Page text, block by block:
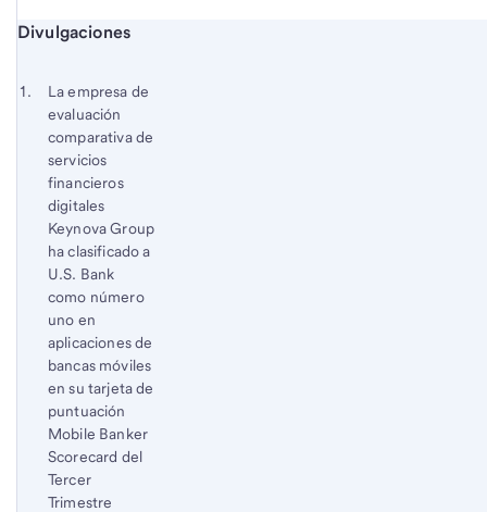
Inicio del contenido de las divulgaciones
a
página
al
contenido,
Nota
página
Divulgaciones
Nota a pie de página 1
La empresa de
evaluación
comparativa de
servicios
financieros
digitales
Keynova Group
ha clasificado a
U.S. Bank
como número
uno en
aplicaciones de
bancas móviles
en su tarjeta de
puntuación
Mobile Banker
Scorecard del
Tercer
Trimestre